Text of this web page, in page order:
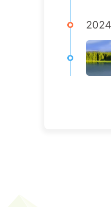
2024